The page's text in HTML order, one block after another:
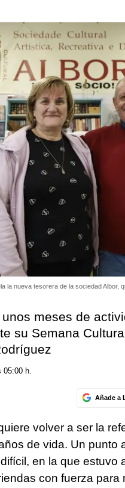
la nueva tesorera de la sociedad Albor,
meses de
su Semana
05:00 h.
Añade a
volver a ser la
de vida. Un punto
en la que estuvo
con fuerza para